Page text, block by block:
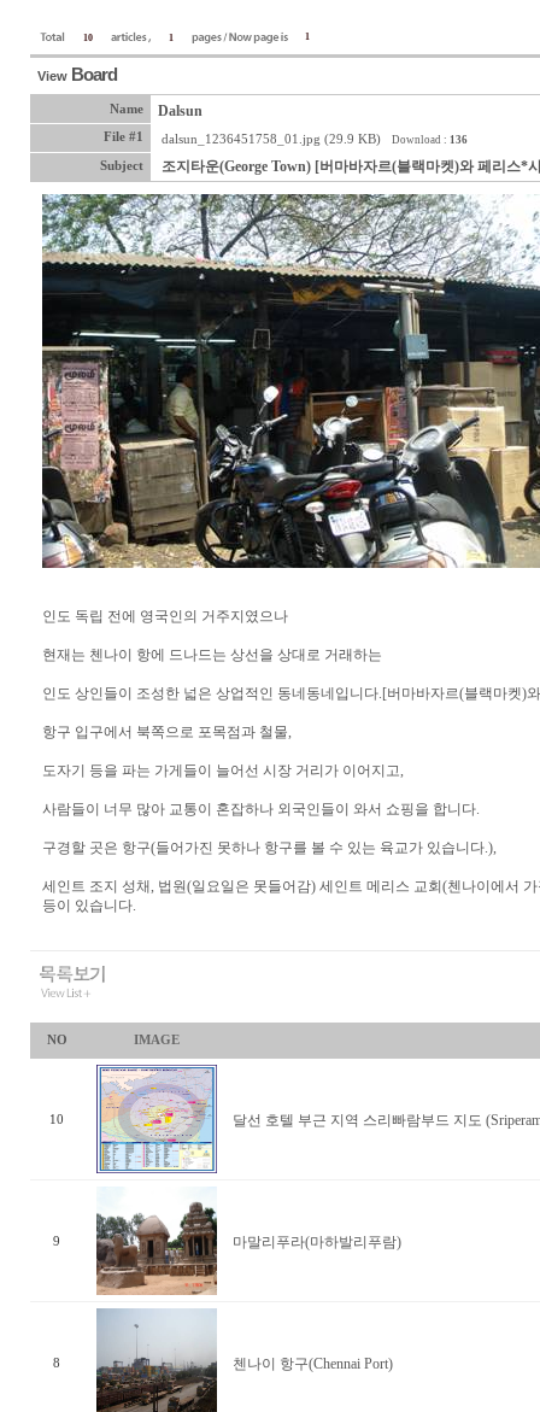
10 1 1
View Board
Name Dalsun
File #1 dalsun_1236451758_01.jpg (29.9 KB) Download : 136
Subject 조지타운(George Town) [버마바자르(블랙마켓)와 페리스*
인도 독립 전에 영국인의 거주지였으나
현재는 첸나이 항에 드나드는 상선을 상대로 거래하는
인도 상인들이 조성한 넓은 상업적인 동네동네입니다.[버마바자르(블랙마켓)
항구 입구에서 북쪽으로 포목점과 철물,
도자기 등을 파는 가게들이 늘어선 시장 거리가 이어지고,
사람들이 너무 많아 교통이 혼잡하나 외국인들이 와서 쇼핑을 합니다.
구경할 곳은 항구(들어가진 못하나 항구를 볼 수 있는 육교가 있습니다.),
세인트 조지 성채, 법원(일요일은 못들어감) 세인트 메리스 교회(첸나이에서
등이 있습니다.
NO IMAGE
10 달선 호텔 부근 지역 스리빠람부드 지도
9 마말리푸라(마하발리푸람)
8 첸나이 항구(Chennai Port)